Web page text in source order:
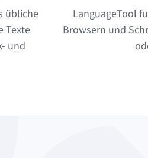
übliche
Texte
und
LanguageTool
Browsern und